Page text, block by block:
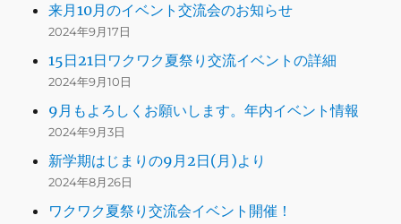
来月10月のイベント交流会のお知らせ
2024年9月17日
15日21日ワクワク夏祭り交流イベントの詳細
2024年9月10日
9月もよろしくお願いします。年内イベント情報
2024年9月3日
新学期はじまりの9月2日(月)より
2024年8月26日
ワクワク夏祭り交流会イベント開催！